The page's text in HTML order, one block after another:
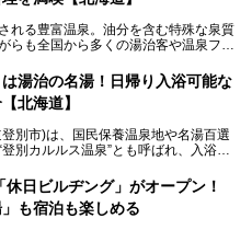
で豊富温泉の“天然オイルバス”をレポ
帰り入浴施設をはじめ、宿泊施設・ア
れる豊富温泉。油分を含む特殊な泉質
らも全国から多くの湯治客や温泉ファ
温泉の開湯当初から営業する老舗旅
さと名物のバター料理に定評があり、
、パブリックスペース・客室など宿の
します！
は湯治の名湯！日帰り入浴可能な
北海道】
別市)は、国民保養温泉地や名湯百選
別カルルス温泉”とも呼ばれ、入浴剤
照的な存在で、今も湯治場的な要素が
。
休日ビルヂング」がオープン！
も宿泊も楽しめる